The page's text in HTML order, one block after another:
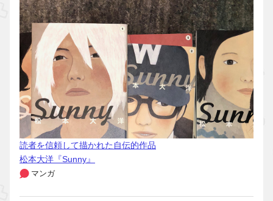
読者を信頼して描かれた自伝的作品
松本大洋『Sunny』
マンガ